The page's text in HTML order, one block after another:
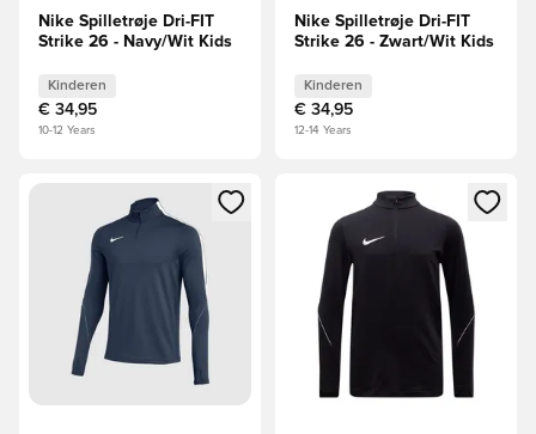
Nike Spilletrøje Dri-FIT
Strike 26 - Navy/Wit Kids
Kinderen
€ 34,95
10-12 Years
Nike Spilletrøje Dri-FIT
Strike 26 - Zwart/Wit Kids
Kinderen
€ 34,95
12-14 Years
Opent een venster om in te loggen of je aan te melden als
Opent een venster om in te